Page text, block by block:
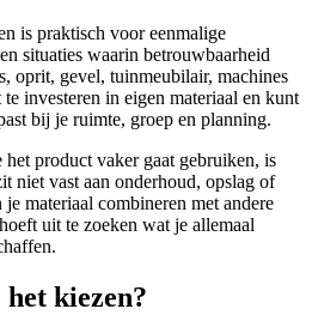
is praktisch voor eenmalige
situaties waarin betrouwbaarheid
oprit, gevel, tuinmeubilair, machines
investeren in eigen materiaal en kunt
bij je ruimte, groep en planning.
product vaker gaat gebruiken, is
niet vast aan onderhoud, opslag of
materiaal combineren met andere
uit te zoeken wat je allemaal
kiezen?